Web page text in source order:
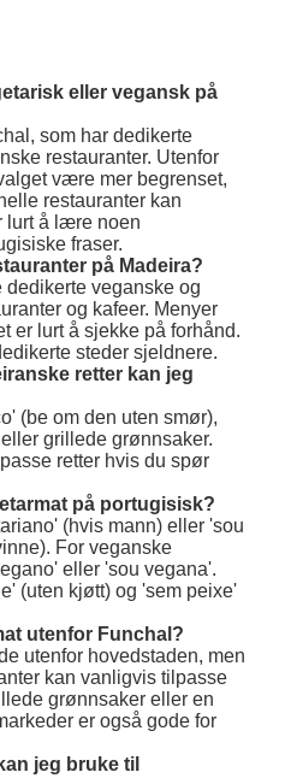
eller vegansk på
som har dedikerte
restauranter. Utenfor
være mer begrenset,
restauranter kan
lurt å lære noen
fraser.
på Madeira?
dedikerte veganske og
og kafeer. Menyer
er lurt å sjekke på forhånd.
steder sjeldnere.
retter kan jeg
(be om den uten smør),
grillede grønnsaker.
retter hvis du spør
på portugisisk?
(hvis mann) eller 'sou
For veganske
eller 'sou vegana'.
(uten kjøtt) og 'sem peixe'
utenfor Funchal?
utenfor hovedstaden, men
kan vanligvis tilpasse
grønnsaker eller en
er også gode for
jeg bruke til